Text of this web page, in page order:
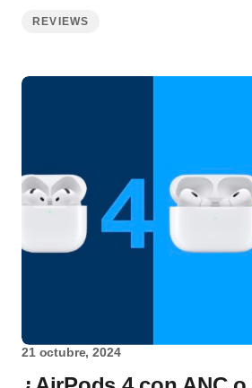
REVIEWS
21 octubre, 2024